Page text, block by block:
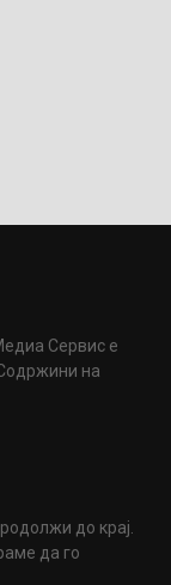
Сервис е
на
до крај.
да го